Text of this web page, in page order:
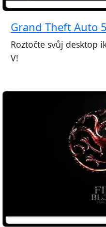
Grand Theft Auto
Roztočte svůj desktop
V!